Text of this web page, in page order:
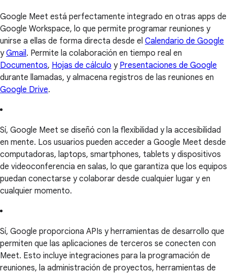
Google Meet está perfectamente integrado en otras apps de
Google Workspace, lo que permite programar reuniones y
unirse a ellas de forma directa desde el Calendario de Google
yGmail . Permite la colaboración en tiempo real en
Documentos, Hojas de cálculo y Presentaciones de Google
durante llamadas, y almacena registros de las reuniones en
Google Drive.
Sí, Google Meet se diseñó con la flexibilidad y la accesibilidad
en mente. Los usuarios pueden acceder a Google Meet desde
computadoras, laptops, smartphones, tablets y dispositivos
de videoconferencia en salas, lo que garantiza que los equipos
puedan conectarse y colaborar desde cualquier lugar y en
cualquier momento.
Sí, Google proporciona APIs y herramientas de desarrollo que
permiten que las aplicaciones de terceros se conecten con
Meet. Esto incluye integraciones para la programación de
reuniones, la administración de proyectos, herramientas de